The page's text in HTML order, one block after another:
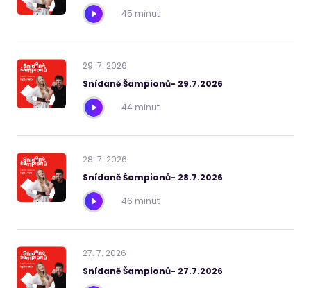
45 minut
29. 7. 2026
Snídaně Šampionů- 29.7.2026
44 minut
28. 7. 2026
Snídaně Šampionů- 28.7.2026
46 minut
27. 7. 2026
Snídaně Šampionů- 27.7.2026